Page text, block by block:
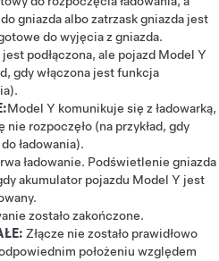
gniazda albo zatrzask gniazda jest
do wyjęcia z gniazda.
podłączona, ale pojazd Model Y
gdy włączona jest funkcja
Model Y komunikuje się z ładowarką,
nie rozpoczęło (na przykład, gdy
ładowania).
ładowanie. Podświetlenie gniazda
akumulator pojazdu Model Y jest
zostało zakończone.
Złącze nie zostało prawidłowo
położeniu względem